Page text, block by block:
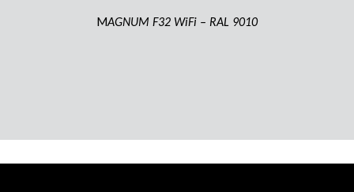
MAGNUM F32 WiFi – RAL 9010